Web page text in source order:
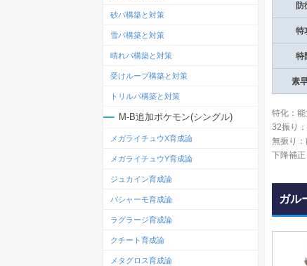
防
特
特
素
特化：能
32振り
無振り：
下降補正
ガル
砂パ構築と対策
雪パ構築と対策
晴れパ構築と対策
受けループ構築と対策
トリルパ構築と対策
M-B追加ポケモン(シングル)
メガライチュウX育成論
メガライチュウY育成論
ジュカイン育成論
バシャーモ育成論
ラグラージ育成論
クチート育成論
メタグロス育成論